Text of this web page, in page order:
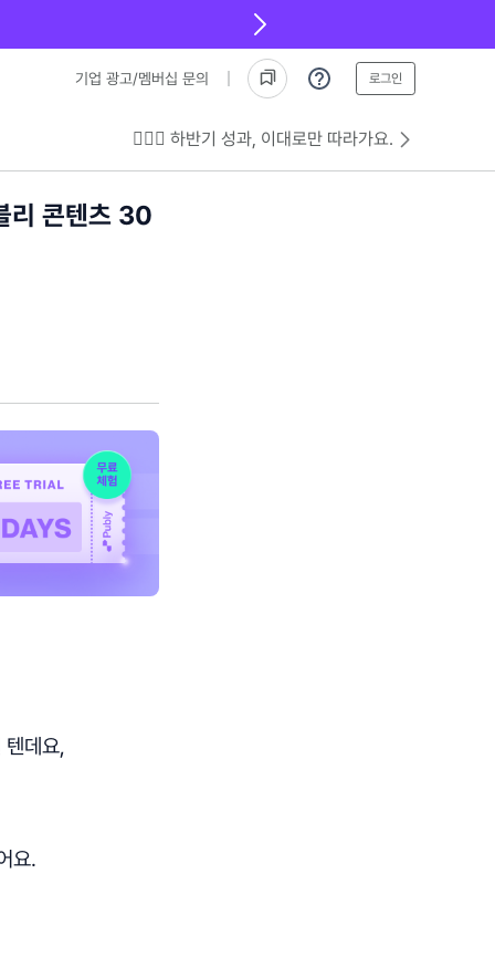
기업 광고/멤버십 문의 로그인
💁🏻‍♂️ 하반기 성과, 이대로만 따라가요.
리 콘텐츠 30
데요,
요.